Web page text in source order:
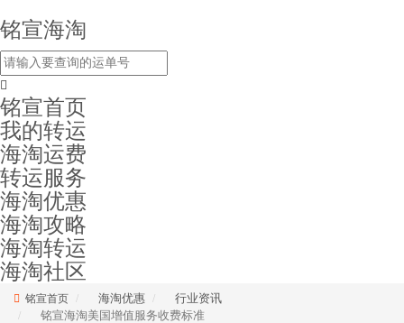
铭宣海淘
铭宣首页
我的转运
海淘运费
转运服务
海淘优惠
海淘攻略
海淘转运
海淘社区
铭宣首页 海淘优惠
行业资讯
铭宣海淘美国增值服务收费标准